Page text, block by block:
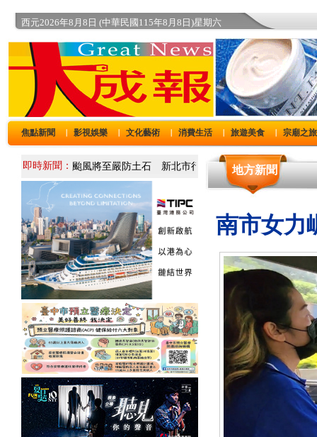
西元2026年8月8日 (中華民國115年8月8日)星期六
焦點新聞 影視娛樂 文化藝術 消費生活 旅遊美食 宗廟之旅
即時新聞： 地方新聞
南市女力